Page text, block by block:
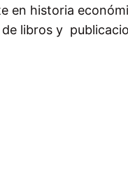
en historia
libros y